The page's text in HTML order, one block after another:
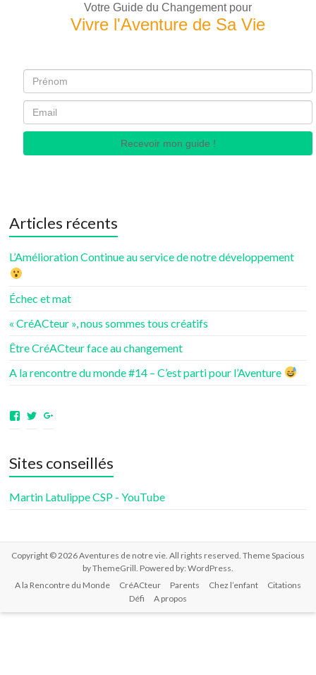
Votre Guide du Changement pour
Vivre l'Aventure de Sa Vie
Recevoir mon guide !
Articles récents
L’Amélioration Continue au service de notre développement
Échec et mat
« CréACteur », nous sommes tous créatifs
Être CréACteur face au changement
A la rencontre du monde #14 – C’est parti pour l’Aventure
Voir
aventuresdenotrevie
sur
Voir
Samsenie
sur
samsenie
sur
Sites conseillés
Martin Latulippe CSP - YouTube
Copyright © 2026Aventures de notre vie. All rights reserved. ThemeSpacious
by ThemeGrill. Powered by: WordPress
A la Rencontre du Monde
CréACteur Parents Chez l’enfant
Citations
Défi
A propos